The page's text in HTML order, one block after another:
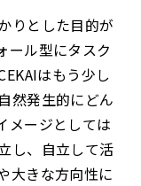
りとした目的が
ール型にタスク
はもう少し
然発生的にどん
メージとしては
し、自立して活
大きな方向性に